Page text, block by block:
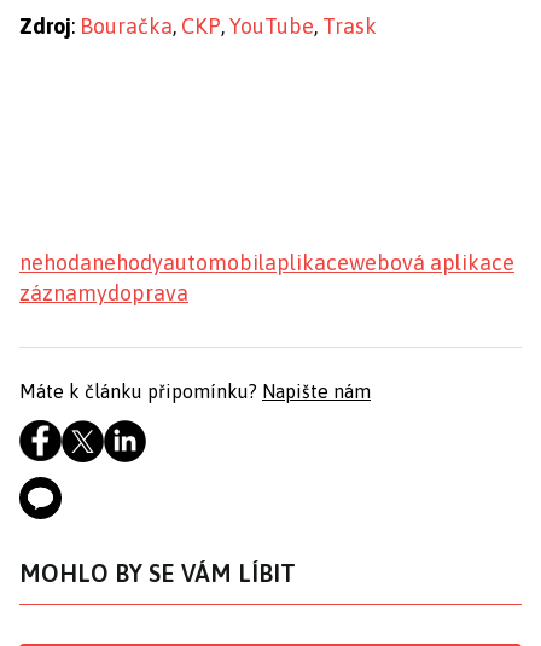
Zdroj: Bouračka, CKP,YouTube, Trask
nehodanehodyautomobilaplikacewebová aplikace
záznamydoprava
Máte k článku připomínku? Napište nám
MOHLO BY SE VÁM LÍBIT